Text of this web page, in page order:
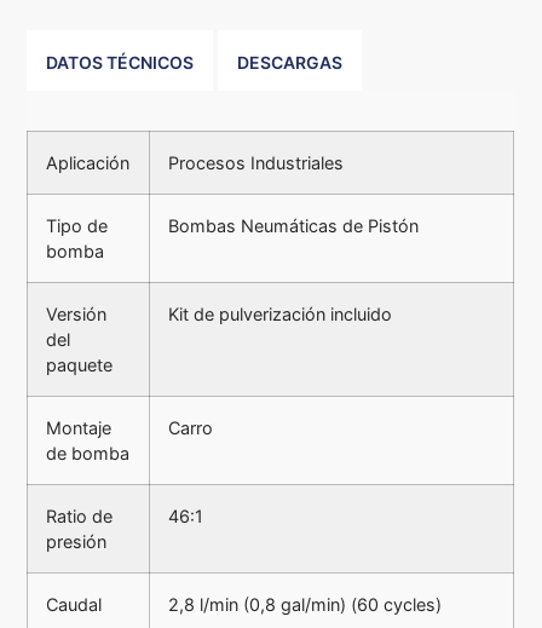
DATOS TÉCNICOS DESCARGAS
Aplicación Procesos Industriales
Tipo de
bomba
Bombas Neumáticas de Pistón
Versión
del
paquete
Kit de pulverización incluido
Montaje
de bomba
Carro
Ratio de
presión
46:1
Caudal 2,8 l/min (0,8 gal/min) (60 cycles)